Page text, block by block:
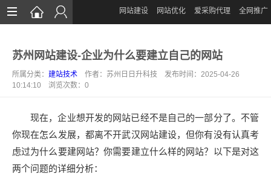
网站建设
网站优化
全网推广
案例展示
网站建设 网站优化 爱采购代理 全网推广
苏州网站建设-企业为什么要建立自己的网站
所属分类： 建站技术 作者：苏州日日升科技 发布时间：2025-04-26
10:14:10 浏览次数： 0
现在，企业想开发的网站已经不是自己的一部分了。不管
你现在怎么发展，都离不开武汉网站建设，但你有没有认真考
虑过为什么要建网站？你需要建立什么样的网站？以下是对这
两个问题的详细分析：